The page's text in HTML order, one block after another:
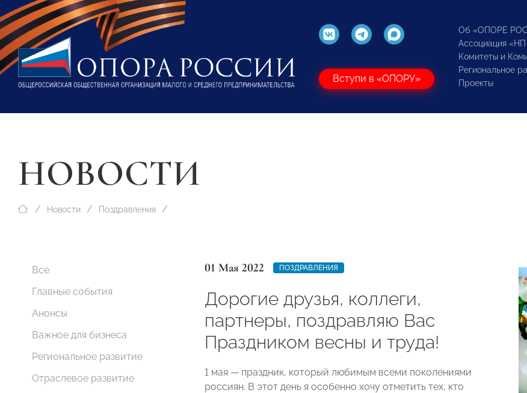
Вступи в «ОПОРУ»
Об «ОПОРЕ
Ассоциация
Комитеты и
Региональное
Проекты
НОВОСТИ
Новости Поздравления
Все
Главные события
Анонсы
Важное для бизнеса
Региональное развитие
Отраслевое развитие
01 Мая 2022 ПОЗДРАВЛЕНИЯ
Дорогие друзья, коллеги,
партнеры, поздравляю Вас
Праздником весны и труда!
1 мая — праздник, который любимым всеми поколениями
россиян. В этот день я особенно хочу отметить тех, кто